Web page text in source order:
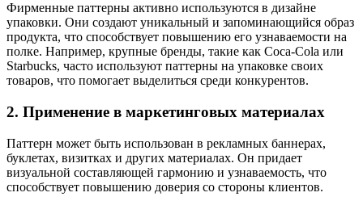
Фирменные паттерны активно используются в дизайне
упаковки. Они создают уникальный и запоминающийся образ
продукта, что способствует повышению его узнаваемости на
полке. Например, крупные бренды, такие как Coca-Cola или
Starbucks, часто используют паттерны на упаковке своих
товаров, что помогает выделиться среди конкурентов.
2. Применение в маркетинговых материалах
Паттерн может быть использован в рекламных баннерах,
буклетах, визитках и других материалах. Он придает
визуальной составляющей гармонию и узнаваемость, что
способствует повышению доверия со стороны клиентов.